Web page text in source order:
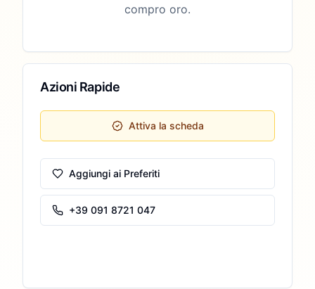
compro oro.
Azioni Rapide
Attiva la scheda
Aggiungi ai Preferiti
+39 091 8721 047